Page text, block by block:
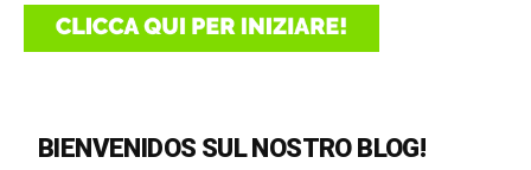
BIENVENIDOS SUL NOSTRO BLOG!